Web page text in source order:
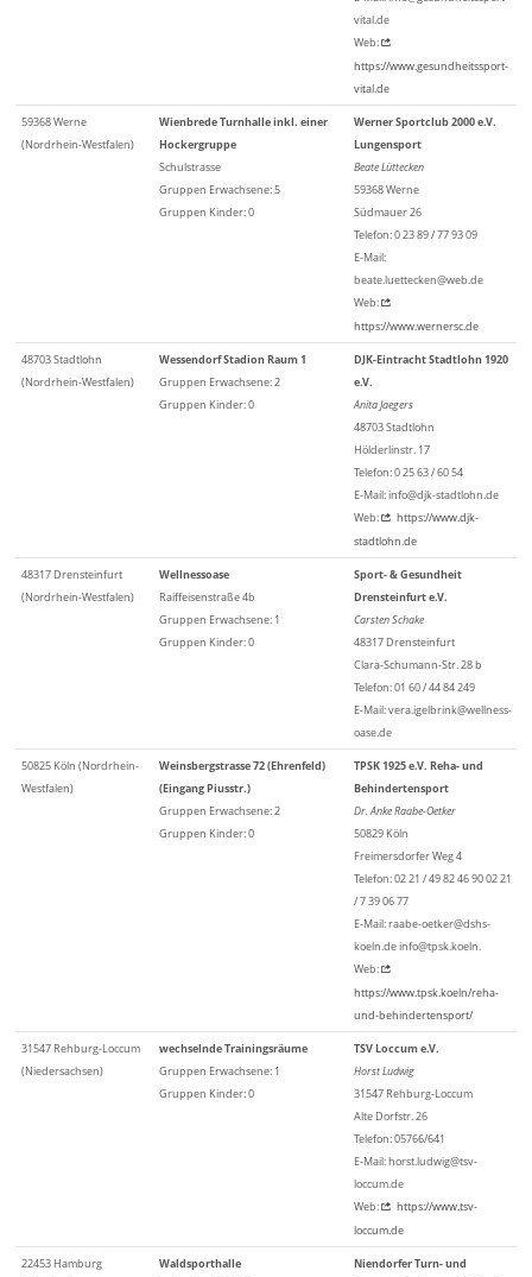
vital.de
Web:
https://www.gesundheitssport-
vital.de
59368 Werne
(Nordrhein-Westfalen)
Wienbrede Turnhalle inkl. einer
Hockergruppe
Schulstrasse
Gruppen Erwachsene: 5
Gruppen Kinder: 0
Werner Sportclub 2000 e.V.
Lungensport
Beate Lüttecken
59368 Werne
Südmauer 26
Telefon: 0 23 89 / 77 93 09
E-Mail:
beate.luettecken@web.de
Web:
https://www.wernersc.de
48703 Stadtlohn
(Nordrhein-Westfalen)
Wessendorf Stadion Raum 1
Gruppen Erwachsene: 2
Gruppen Kinder: 0
DJK-Eintracht Stadtlohn 1920
e.V.
Anita Jaegers
48703 Stadtlohn
Hölderlinstr. 17
Telefon: 0 25 63 / 60 54
E-Mail: info@djk-stadtlohn.de
Web:
https://www.djk-
stadtlohn.de
48317 Drensteinfurt
(Nordrhein-Westfalen)
Wellnessoase
Raiffeisenstraße 4b
Gruppen Erwachsene: 1
Gruppen Kinder: 0
Sport- & Gesundheit
Drensteinfurt e.V.
Carsten Schake
48317 Drensteinfurt
Clara-Schumann-Str. 28 b
Telefon: 01 60 / 44 84 249
E-Mail: vera.igelbrink@wellness-
oase.de
50825 Köln (Nordrhein-
Westfalen)
Weinsbergstrasse 72 (Ehrenfeld)
(Eingang Piusstr.)
Gruppen Erwachsene: 2
Gruppen Kinder: 0
TPSK 1925 e.V. Reha- und
Behindertensport
Dr. Anke Raabe-Oetker
50829 Köln
Freimersdorfer Weg 4
Telefon: 02 21 / 49 82 46 90 02 21
/ 7 39 06 77
E-Mail: raabe-oetker@dshs-
koeln.de info@tpsk.koeln.
Web:
https://www.tpsk.koeln/reha-
und-behindertensport/
31547 Rehburg-Loccum
(Niedersachsen)
wechselnde Trainingsräume
Gruppen Erwachsene: 1
Gruppen Kinder: 0
TSV Loccum e.V.
Horst Ludwig
31547 Rehburg-Loccum
Alte Dorfstr. 26
Telefon: 05766/641
E-Mail: horst.ludwig@tsv-
loccum.de
Web:
https://www.tsv-
loccum.de
22453 Hamburg
Waldsporthalle
Niendorfer Turn- und